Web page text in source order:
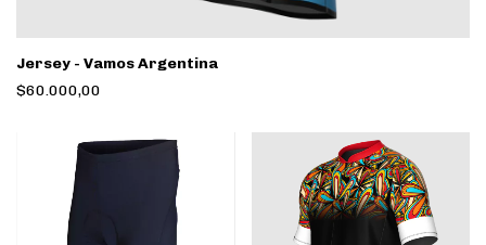
Jersey - Vamos Argentina
$60.000,00